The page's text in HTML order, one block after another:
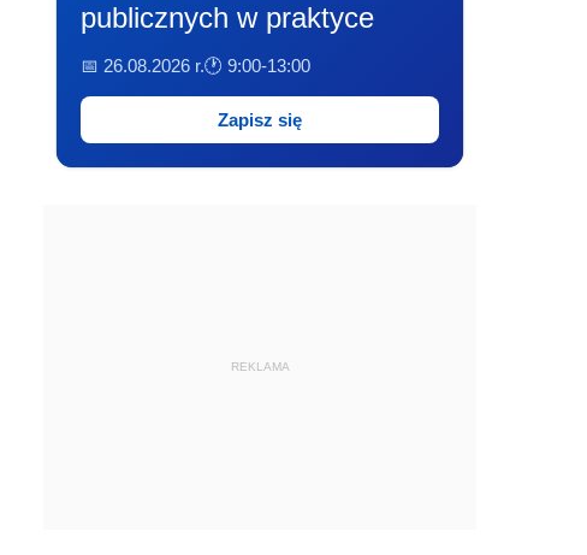
publicznych w praktyce
📅 26.08.2026 r.🕐 9:00-13:00
Zapisz się
REKLAMA